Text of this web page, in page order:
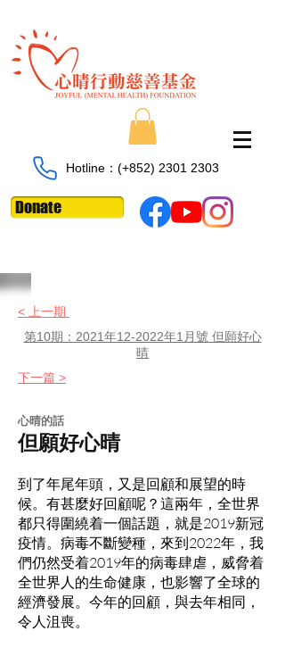
Hotline：​​(+852) 2301 2303
Donate
< 上一期
第10期：2021年12-2022年1月號 但願好心
晴
下一篇 >
​心晴的話
但願好心晴
到了年尾年頭，又是回顧和展望的時
候。有甚麼好回顧呢？這兩年，全世界
都只得圍繞着一個話題，就是2019新冠
疫情。病毒不斷變種，來到2022年，我
們仍然受着2019年的病毒肆虐，威脅着
全世界人的生命健康，也影響了全球的
經濟發展。今年的回顧，與去年相同，
令人沮喪。